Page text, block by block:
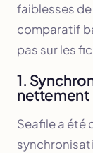
faiblesses
comparatif
pas sur les
1.
nettement
Seafile a été